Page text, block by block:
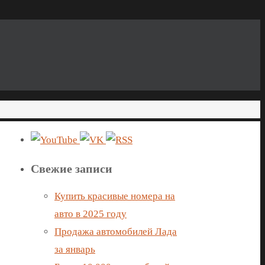
Свежие записи
Купить красивые номера на
авто в 2025 году
Продажа автомобилей Лада
за январь